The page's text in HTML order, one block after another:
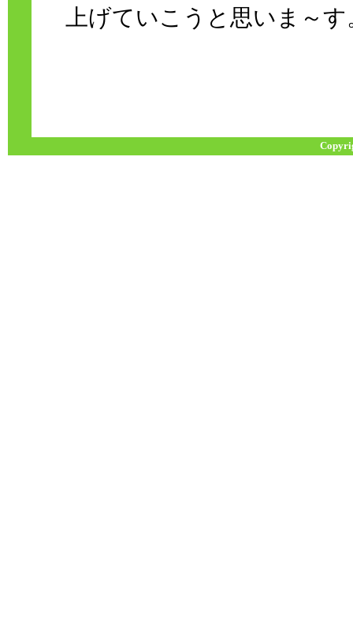
上げていこうと思いま～す